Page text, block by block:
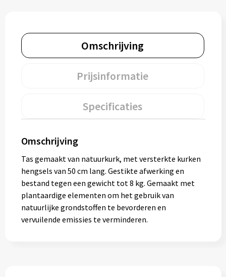
Snoep
Muntjes
Klassieke paraplu's
Opvouwbare paraplu's
Divers
Omschrijving
Prijsinformatie
Specificaties
Omschrijving
Tas gemaakt van natuurkurk, met versterkte kurken
hengsels van 50 cm lang. Gestikte afwerking en
bestand tegen een gewicht tot 8 kg. Gemaakt met
plantaardige elementen om het gebruik van
natuurlijke grondstoffen te bevorderen en
vervuilende emissies te verminderen.